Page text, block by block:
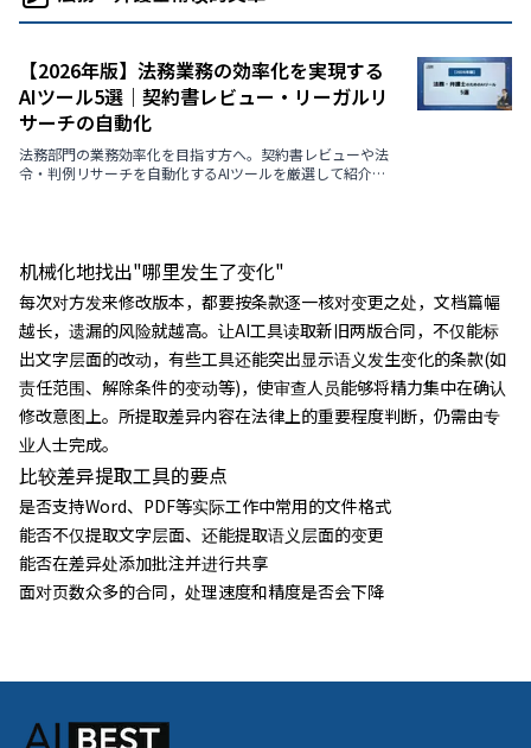
【2026年版】法務業務の効率化を実現する
AIツール5選｜契約書レビュー・リーガルリ
サーチの自動化
法務部門の業務効率化を目指す方へ。契約書レビューや法
令・判例リサーチを自動化するAIツールを厳選して紹介。
机械化地找出"哪里发生了变化"
每次对方发来修改版本，都要按条款逐一核对变更之处，文档篇幅
越长，遗漏的风险就越高。让AI工具读取新旧两版合同，不仅能标
出文字层面的改动，有些工具还能突出显示语义发生变化的条款(如
责任范围、解除条件的变动等)，使审查人员能够将精力集中在确认
修改意图上。所提取差异内容在法律上的重要程度判断，仍需由专
业人士完成。
比较差异提取工具的要点
是否支持Word、PDF等实际工作中常用的文件格式
能否不仅提取文字层面、还能提取语义层面的变更
能否在差异处添加批注并进行共享
面对页数众多的合同，处理速度和精度是否会下降